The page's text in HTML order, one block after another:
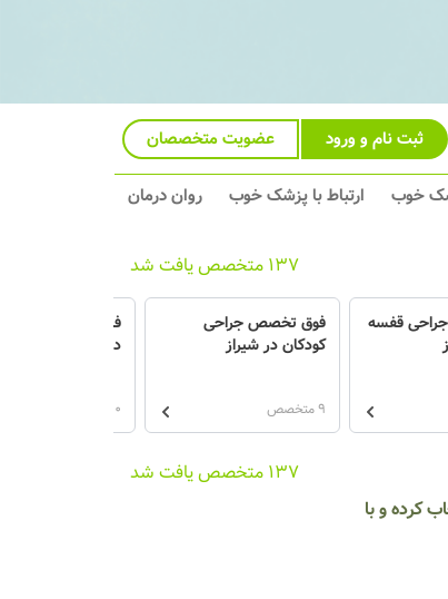
ثبت نام و ورود عضویت متخصصان
خوب ارتباط با پزشک خوب روان درمان
137 متخصص یافت شد
قفسه
فوق تخصص جراحی
کودکان در شیراز
9 متخصص
فلوشیپ جراحی
در شیراز
0 متخصص
کرده و با
137 متخصص یافت شد